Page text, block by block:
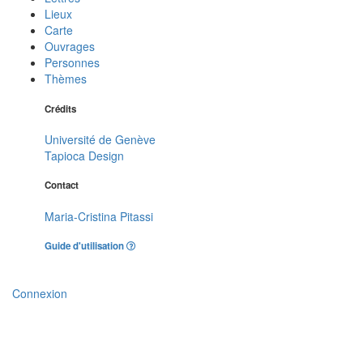
Lieux
Carte
Ouvrages
Personnes
Thèmes
Crédits
Université de Genève
Tapioca Design
Contact
Maria-Cristina Pitassi
Guide d'utilisation
Connexion